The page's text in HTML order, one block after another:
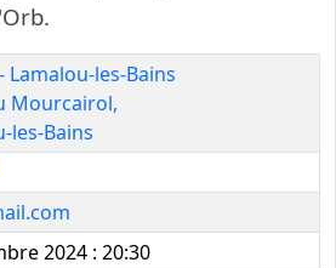
Lamalou-les-Bains
Mourcairol,
les-Bains
2024 : 20:30